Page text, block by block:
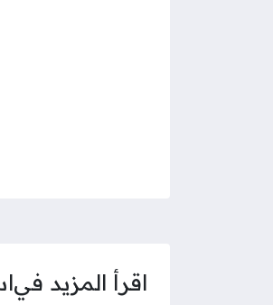
اقرأ المزيد في